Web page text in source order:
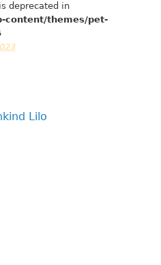
deprecated in
content/themes/pet-
Lilo